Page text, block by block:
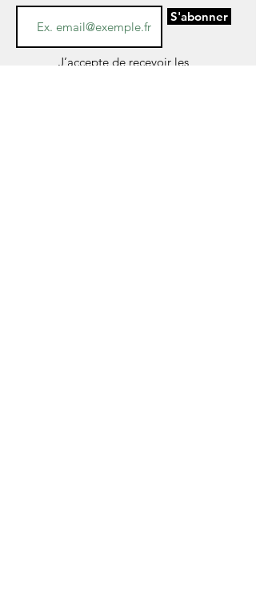
S'abonner
J’accepte de recevoir les